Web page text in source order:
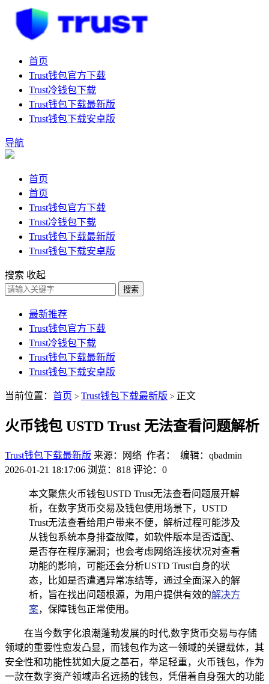
首页
Trust钱包官方下载
Trust冷钱包下载
Trust钱包下载最新版
Trust钱包下载安卓版
导航
首页
首页
Trust钱包官方下载
Trust冷钱包下载
Trust钱包下载最新版
Trust钱包下载安卓版
搜索 收起
搜索
最新推荐
Trust钱包官方下载
Trust冷钱包下载
Trust钱包下载最新版
Trust钱包下载安卓版
当前位置： 首页 > Trust钱包下载最新版 > 正文
火币钱包 USTD Trust 无法查看问题解析
Trust钱包下载最新版 来源：网络 作者： 编辑：qbadmin
2026-01-21 18:17:06 浏览：818 评论：0
本文聚焦火币钱包USTD Trust无法查看问题展开解
析，在数字货币交易及钱包使用场景下，USTD
Trust无法查看给用户带来不便，解析过程可能涉及
从钱包系统本身排查故障，如软件版本是否适配、
是否存在程序漏洞；也会考虑网络连接状况对查看
功能的影响，可能还会分析USTD Trust自身的状
态，比如是否遭遇异常冻结等，通过全面深入的解
析，旨在找出问题根源，为用户提供有效的解决方
案，保障钱包正常使用。
在当今数字化浪潮蓬勃发展的时代,数字货币交易与存储
领域的重要性愈发凸显，而钱包作为这一领域的关键载体，其
安全性和功能性犹如大厦之基石，举足轻重，火币钱包，作为
一款在数字资产领域声名远扬的钱包，凭借着自身强大的功能